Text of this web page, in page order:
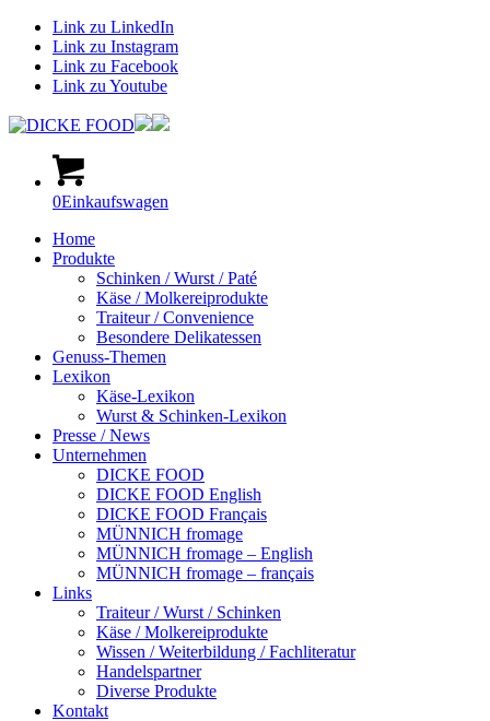
Link zu LinkedIn
Link zu Instagram
Link zu Facebook
Link zu Youtube
0Einkaufswagen
Home
Produkte
Schinken / Wurst / Paté
Käse / Molkereiprodukte
Traiteur / Convenience
Besondere Delikatessen
Genuss-Themen
Lexikon
Käse-Lexikon
Wurst & Schinken-Lexikon
Presse / News
Unternehmen
DICKE FOOD
DICKE FOOD English
DICKE FOOD Français
MÜNNICH fromage
MÜNNICH fromage – English
MÜNNICH fromage – français
Links
Traiteur / Wurst / Schinken
Käse / Molkereiprodukte
Wissen / Weiterbildung / Fachliteratur
Handelspartner
Diverse Produkte
Kontakt